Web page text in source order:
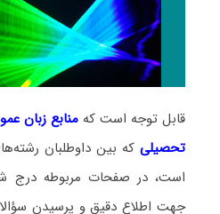
قابل توجه است که منابع زبان
تحصیلیکه بین داوطلبان
است، در صفحات مربوطه درج
جهت اطلاع دقیق و پرسیدن